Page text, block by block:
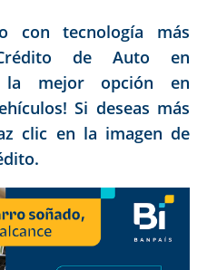
con tecnología más
Crédito de Auto en
la mejor opción en
Si deseas más
clic en la imagen de